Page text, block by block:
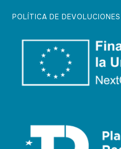
POLÍTICA DE DEVOLUCIONES